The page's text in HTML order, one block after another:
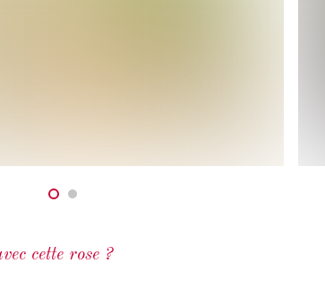
cette rose ?